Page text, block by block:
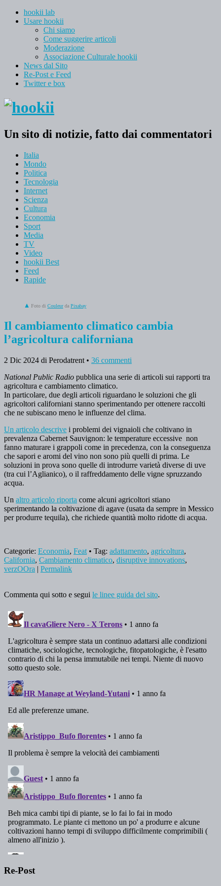
hookii lab
Usare hookii
Chi siamo
Come suggerire articoli
Moderazione
Associazione Culturale hookii
News dal Sito
Re-Post e Feed
Twitter e box
Un sito di notizie, fatto dai commentatori
Italia
Mondo
Politica
Tecnologia
Internet
Scienza
Cultura
Economia
Sport
Media
TV
Video
hookii Best
Feed
Rapide
Foto di Couleurda Pixabay
Il cambiamento climatico cambia
l’agricoltura californiana
2 Dic 2024 di Perodatrent • 36 commenti
National Public Radio pubblica una serie di articoli sui rapporti tra
agricoltura e cambiamento climatico.
In particolare, due degli articoli riguardano le soluzioni che gli
agricoltori californiani stanno sperimentando per ottenere raccolti
che ne subiscano meno le influenze del clima.
Un articolo descrive i problemi dei vignaioli che coltivano in
prevalenza Cabernet Sauvignon: le temperature eccessive non
fanno maturare i grappoli come in precedenza, con la conseguenza
che sapori e aromi del vino non sono più quelli di prima. Le
soluzioni in prova sono quelle di introdurre varietà diverse di uve
(tra cui l’Aglianico), o il raffreddamento delle vigne spruzzando
acqua.
Un altro articolo riporta come alcuni agricoltori stiano
sperimentando la coltivazione di agave (usata da sempre in Messico
per produrre tequila), che richiede quantità molto ridotte di acqua.
Categorie: Economia, Feat • Tag: adattamento, agricoltura,
California, Cambiamento climatico, disruptive innovations,
verzOOra | Permalink
Commenta qui sotto e segui le linee guida del sito.
Re-Post